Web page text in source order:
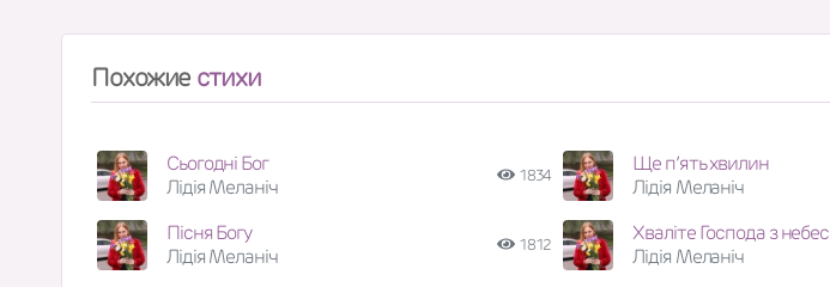
Похожие стихи
Сьогодні Бог
Лідія Меланіч
1834
Ще п’ять хвилин
Лідія Меланіч
Пісня Богу
Лідія Меланіч
1812
Хваліте Господа з небес
Лідія Меланіч